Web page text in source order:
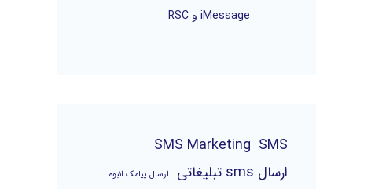
iMessage و RSC
SMS
SMS Marketing
ارسال sms تبلیغاتی
ارسال پیامک انبوه